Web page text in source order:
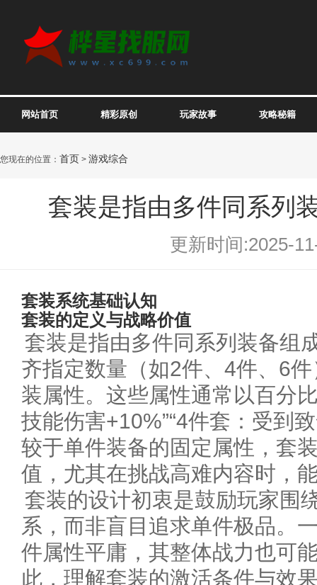
网站首页 精彩原创 玩家故事 攻略秘籍
您现在的位置： 首页 > 游戏综合
套装是指由多件同系列
更新时间:2025-
套装系统基础认知
套装的定义与战略价值
套装是指由多件同系列装备组
齐指定数量（如2件、4件、6
装属性。这些属性通常以百分
技能伤害+10%”“4件套：受到
较于单件装备的固定属性，套
值，尤其在挑战高难内容时，
套装的设计初衷是鼓励玩家围
系，而非盲目追求单件极品。
件属性平庸，其整体战力也可
此，理解套装的激活条件与效